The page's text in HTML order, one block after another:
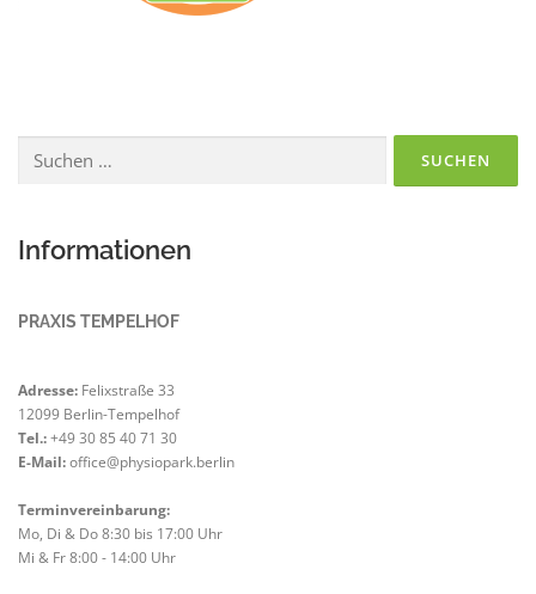
nach:
Informationen
PRAXIS TEMPELHOF
Adresse: Felixstraße 33
12099 Berlin-Tempelhof
Tel.:+49 30 85 40 71 30
E-Mail:office@physiopark.berlin
Terminvereinbarung:
Mo, Di & Do 8:30 bis 17:00 Uhr
Mi & Fr 8:00 - 14:00 Uhr